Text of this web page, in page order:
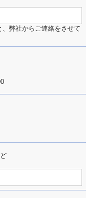
弊社からご連絡をさせて